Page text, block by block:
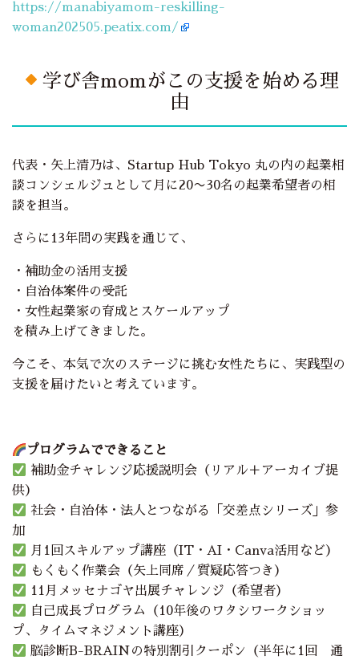
https://manabiyamom-reskilling-
woman202505.peatix.com/
学び舎momがこの支援を始める理
由
代表・矢上清乃は、Startup Hub Tokyo 丸の内の起業相
談コンシェルジュとして月に20〜30名の起業希望者の相
談を担当。
さらに13年間の実践を通じて、
・補助金の活用支援
・自治体案件の受託
・女性起業家の育成とスケールアップ
を積み上げてきました。
今こそ、本気で次のステージに挑む女性たちに、実践型の
支援を届けたいと考えています。
プログラムでできること
補助金チャレンジ応援説明会（リアル＋アーカイブ提
供）
社会・自治体・法人とつながる「交差点シリーズ」参
加
月1回スキルアップ講座（IT・AI・Canva活用など）
もくもく作業会（矢上同席／質疑応答つき）
11月メッセナゴヤ出展チャレンジ（希望者）
自己成長プログラム（10年後のワタシワークショッ
プ、タイムマネジメント講座）
脳診断B-BRAINの特別割引クーポン（半年に1回 通